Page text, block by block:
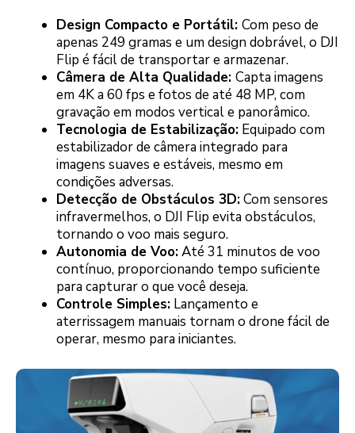
Design Compacto e Portátil: Com peso de
apenas 249 gramas e um design dobrável, o DJI
Flip é fácil de transportar e armazenar.
Câmera de Alta Qualidade: Capta imagens
em 4K a 60 fps e fotos de até 48 MP, com
gravação em modos vertical e panorâmico.
Tecnologia de Estabilização: Equipado com
estabilizador de câmera integrado para
imagens suaves e estáveis, mesmo em
condições adversas.
Detecção de Obstáculos 3D:Com sensores
infravermelhos, o DJI Flip evita obstáculos,
tornando o voo mais seguro.
Autonomia de Voo:Até 31 minutos de voo
contínuo, proporcionando tempo suficiente
para capturar o que você deseja.
Controle Simples: Lançamento e
aterrissagem manuais tornam o drone fácil de
operar, mesmo para iniciantes.